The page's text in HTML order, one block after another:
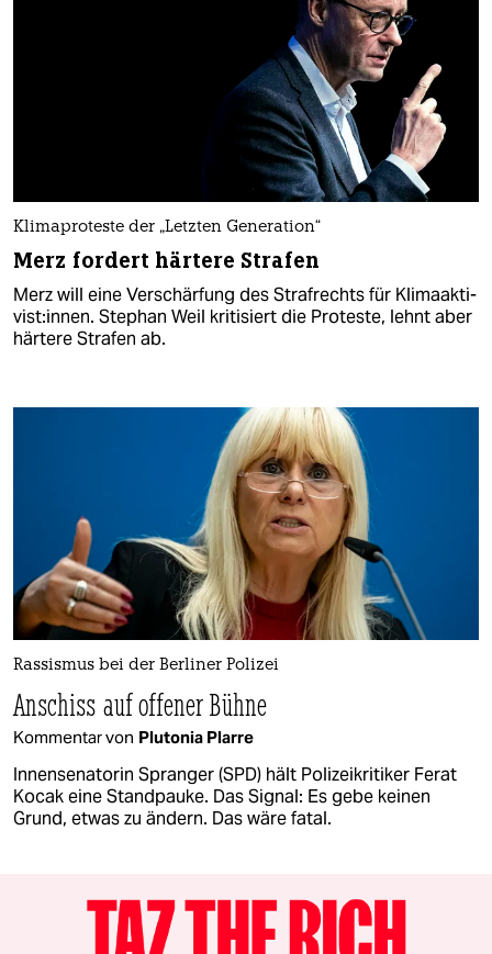
Klimaproteste der „Letzten Generation“
Merz fordert härtere Strafen
Merz will eine Verschärfung des Strafrechts für Kli­ma­ak­ti­
vis­t:in­nen. Stephan Weil kritisiert die Proteste, lehnt aber
härtere Strafen ab.
Rassismus bei der Berliner Polizei
Anschiss auf offener Bühne
Kommentar von Plutonia Plarre
Innensenatorin Spranger (SPD) hält Polizeikritiker Ferat
Kocak eine Standpauke. Das Signal: Es gebe keinen
Grund, etwas zu ändern. Das wäre fatal.